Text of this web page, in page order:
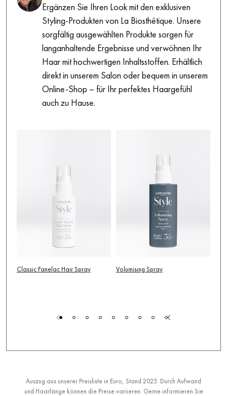
Ergänzen Sie Ihren Look mit den exklusiven
Styling-Produkten von La Biosthétique. Unsere
sorgfältig ausgewählten Produkte sorgen für
langanhaltende Ergebnisse und verwöhnen Ihr
Haar mit hochwertigen Inhaltsstoffen. Erhältlich
direkt in unserem Salon oder bequem in unserem
Online-Shop – für Ihr perfektes Haargefühl
auch zu Hause.
Classic Fanelac Hair Spray Volumising Spray
Auszug aus unserer Preisliste in Euro, Stand 2025. Durch Aufwand
und Haarlänge können die Preise variieren. Gerne informieren Sie